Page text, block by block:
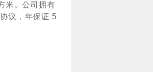
米。公司拥有
议，年保证 5